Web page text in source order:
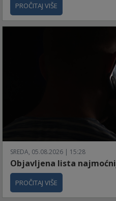
PROČITAJ VIŠE
SREDA, 05.08.2026 | 15:28
Objavljena lista
PROČITAJ VIŠE